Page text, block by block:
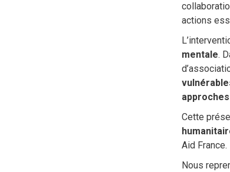
actions
mentale.
Cette
Aid France.
Nous